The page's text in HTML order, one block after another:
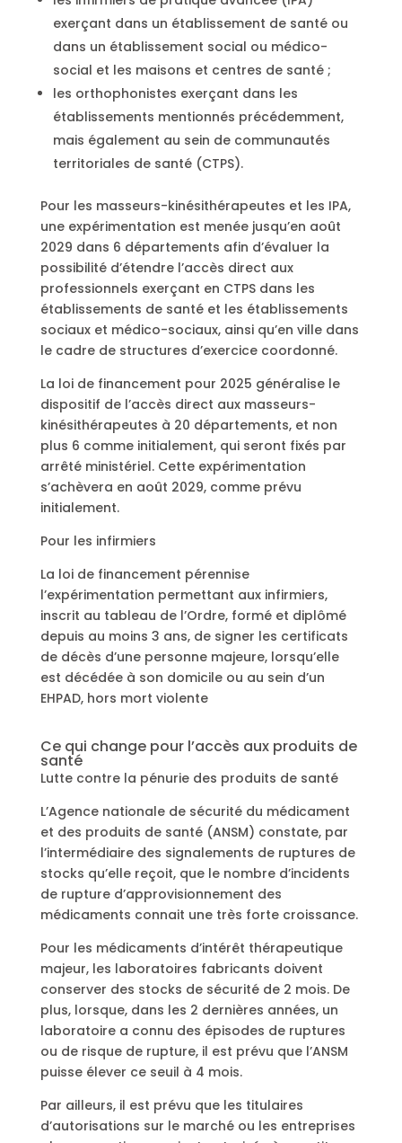
exerçant dans un établissement de santé ou
dans un établissement social ou médico-
social et les maisons et centres de santé ;
les orthophonistes exerçant dans les
établissements mentionnés précédemment,
mais également au sein de communautés
territoriales de santé (CTPS).
Pour les masseurs-kinésithérapeutes et les IPA,
une expérimentation est menée jusqu’en août
2029 dans 6 départements afin d’évaluer la
possibilité d’étendre l’accès direct aux
professionnels exerçant en CTPS dans les
établissements de santé et les établissements
sociaux et médico-sociaux, ainsi qu’en ville dans
le cadre de structures d’exercice coordonné.
La loi de financement pour 2025 généralise le
dispositif de l’accès direct aux masseurs-
kinésithérapeutes à 20 départements, et non
plus 6 comme initialement, qui seront fixés par
arrêté ministériel. Cette expérimentation
s’achèvera en août 2029, comme prévu
initialement.
Pour les infirmiers
La loi de financement pérennise
l’expérimentation permettant aux infirmiers,
inscrit au tableau de l’Ordre, formé et diplômé
depuis au moins 3 ans, de signer les certificats
de décès d’une personne majeure, lorsqu’elle
est décédée à son domicile ou au sein d’un
EHPAD, hors mort violente
Ce qui change pour l’accès aux produits de
santé
Lutte contre la pénurie des produits de santé
L’Agence nationale de sécurité du médicament
et des produits de santé (ANSM) constate, par
l’intermédiaire des signalements de ruptures de
stocks qu’elle reçoit, que le nombre d’incidents
de rupture d’approvisionnement des
médicaments connait une très forte croissance.
Pour les médicaments d’intérêt thérapeutique
majeur, les laboratoires fabricants doivent
conserver des stocks de sécurité de 2 mois. De
plus, lorsque, dans les 2 dernières années, un
laboratoire a connu des épisodes de ruptures
ou de risque de rupture, il est prévu que l’ANSM
puisse élever ce seuil à 4 mois.
Par ailleurs, il est prévu que les titulaires
d’autorisations sur le marché ou les entreprises